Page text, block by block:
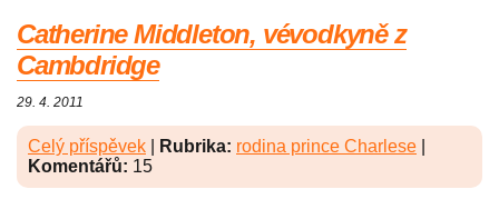
Catherine Middleton, vévodkyně z
Cambdridge
29. 4. 2011
Celý příspěvek Rubrika: rodina prince Charlese
Komentářů: 15